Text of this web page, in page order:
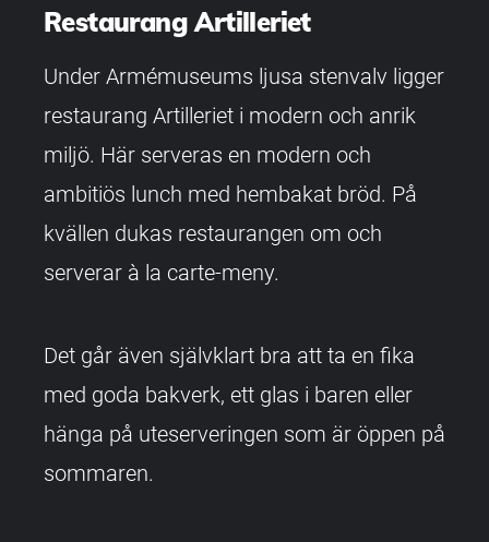
Restaurang Artilleriet
Under Armémuseums ljusa stenvalv ligger
restaurang Artilleriet i modern och anrik
miljö. Här serveras en modern och
ambitiös lunch med hembakat bröd. På
kvällen dukas restaurangen om och
serverar à la carte-meny.
Det går även självklart bra att ta en fika
med goda bakverk, ett glas i baren eller
hänga på uteserveringen som är öppen på
sommaren.